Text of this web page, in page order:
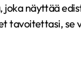
joka näyttää
tavoitettasi, se